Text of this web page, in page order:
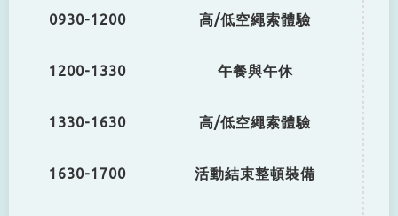
0930-1200 高/低空繩索體驗
1200-1330 午餐與午休
1330-1630 高/低空繩索體驗
1630-1700 活動結束整頓裝備